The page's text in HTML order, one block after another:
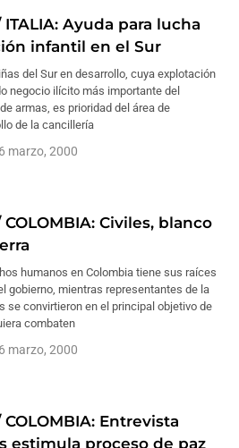
ITALIA: Ayuda para lucha
infantil en el Sur
del Sur en desarrollo, cuya explotación
negocio ilícito más importante del
armas, es prioridad del área de
de la cancillería
marzo, 2000
Civiles, blanco
humanos en Colombia tiene sus raíces
gobierno, mientras representantes de la
se convirtieron en el principal objetivo de
combaten
marzo, 2000
Entrevista
estimula proceso de paz